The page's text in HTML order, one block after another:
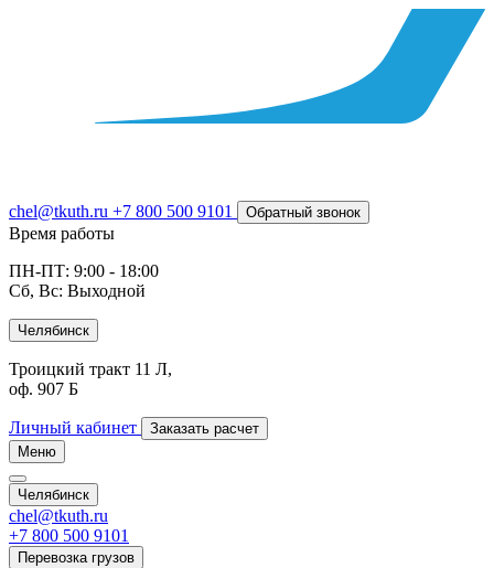
chel@tkuth.ru +7 800 500 9101 Обратный звонок
Время работы
ПН-ПТ: 9:00 - 18:00
Сб, Вс: Выходной
Челябинск
Троицкий тракт 11 Л,
оф. 907 Б
Личный кабинет
Заказать расчет
Меню
Челябинск
chel@tkuth.ru
+7 800 500 9101
Перевозка грузов